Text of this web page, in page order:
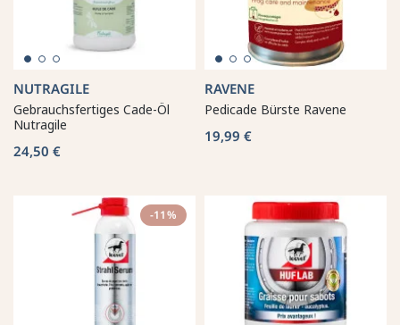
NUTRAGILE
Gebrauchsfertiges Cade-Öl
Nutragile
24,50 €
RAVENE
Pedicade Bürste Ravene
19,99 €
-11%